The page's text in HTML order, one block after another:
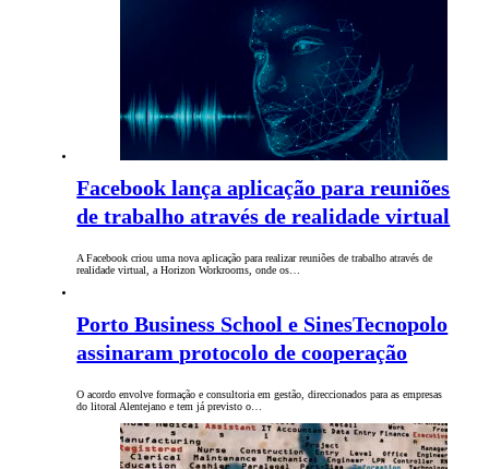
Facebook lança aplicação para reuniões
de trabalho através de realidade virtual
A Facebook criou uma nova aplicação para realizar reuniões de trabalho através de
realidade virtual, a Horizon Workrooms, onde os…
Porto Business School e SinesTecnopolo
assinaram protocolo de cooperação
O acordo envolve formação e consultoria em gestão, direccionados para as empresas
do litoral Alentejano e tem já previsto o…